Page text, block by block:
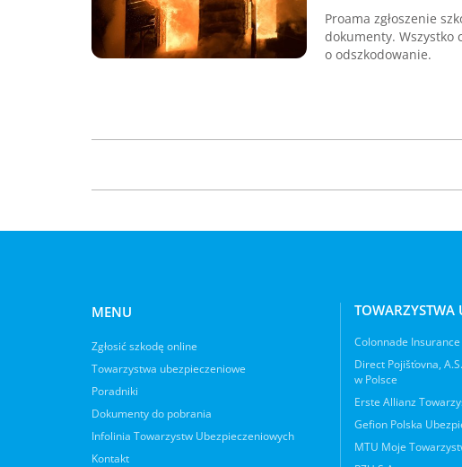
Proama zgłoszenie
dokumenty. Wszystko
o odszkodowanie.
MENU
Zgłosić szkodę online
Towarzystwa ubezpieczeniowe
Poradniki
Dokumenty do pobrania
Infolinia Towarzystw Ubezpieczeniowych
Kontakt
TOWARZYSTWA
Colonnade Insurance
Direct Pojišťovna,
w Polsce
Erste Allianz
Gefion Polska
MTU Moje